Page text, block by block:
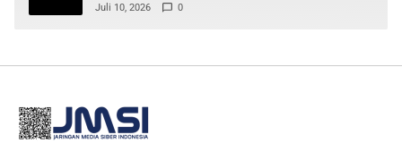
Juli 10, 2026 0